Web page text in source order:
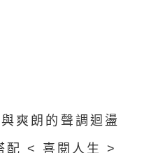
朗的聲調迴盪
配 < 喜閱人生 >